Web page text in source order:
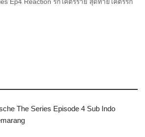
Ep4 Reaction รักโคตรร้าย สุดท้ายโคตรรัก
The Series Episode 4 Sub Indo